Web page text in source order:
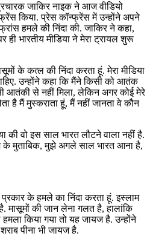
जाकिर नाइक ने आज वीडियो
किया. प्रेस कॉन्फ्रेंस में उन्होंने अपने
हमले की निंदा की. जाकिर ने कहा,
ही भारतीय मीडिया ने मेरा ट्रायल शुरू
के कत्ल की निंदा करता हूं. मेरा मीडिया
उन्होंने कहा कि मैंने किसी को आतंक
आतंकी से नहीं मिला, लेकिन अगर कोई मेरे
है मैं मुस्कराता हूं, मैं नहीं जानता वे कौन
की वो इस साल भारत लौटने वाला नहीं है.
के मुताबिक, मुझे अगले साल भारत आना है,
के हमले का निंदा करता हूं. इस्‍लाम
मासूमों की जान लेना गलत है, हालांकि
किया गया तो यह जायज है. उन्‍होंने
पीना भी जायज है.